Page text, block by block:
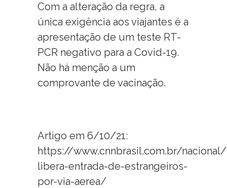
Com a alteração da regra, a
única exigência aos viajantes é a
apresentação de um teste RT-
PCR negativo para a Covid-19.
Não há menção a um
comprovante de vacinação.
Artigo em 6/10/21:
https://www.cnnbrasil.com.br/
libera-entrada-de-estrangeiros-
por-via-aerea/